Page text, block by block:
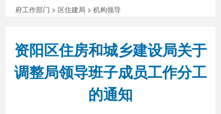
新闻中心 解读回应
府工作部门 > 区住建局 >机构领导
资阳区住房和城乡建设局关于
调整局领导班子成员工作分工
的通知